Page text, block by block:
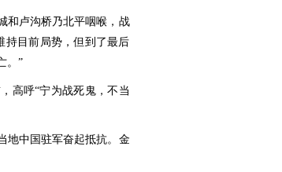
和卢沟桥乃北平咽喉，战
持目前局势，但到了最后
。”
高呼“宁为战死鬼，不当
地中国驻军奋起抵抗。金